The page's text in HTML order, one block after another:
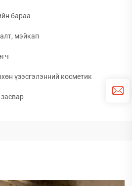
бараа
мэйкап
үзэсгэлэнний косметик